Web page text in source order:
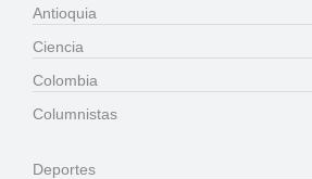
Antioquia
Ciencia
Colombia
Columnistas
Deportes